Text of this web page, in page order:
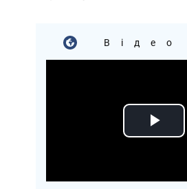
Відео
Play